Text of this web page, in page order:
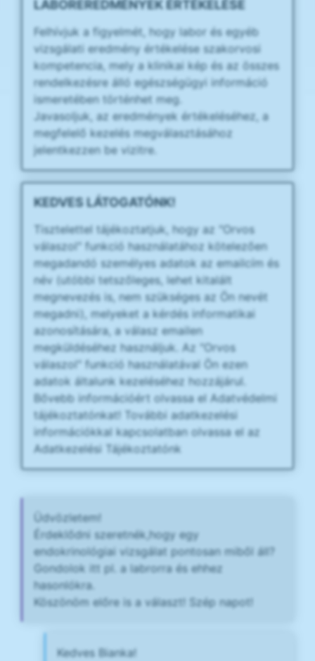
LABOREREDMÉNYEK ÉRTÉKELÉSE
Felhívjuk a figyelmét, hogy labor és egyéb
vizsgálati eredmény értékelése szakorvosi
kompetencia, mely a klinikai kép és az összes
rendelkezésre álló egészségügyi információ
ismeretében történhet meg.
Javasoljuk, az eredmények értékeléséhez, a
megfelelő kezelés megválasztásához
jelentkezzen be vizitre.
KEDVES LÁTOGATÓNK!
Tisztelettel tájékoztatjuk, hogy az "Orvos
válaszol" funkció használatához kötelezően
megadandó személyes adatok az emailcím és
név (utóbbi tetszőleges, lehet kitalált
megnevezés is, nem szükséges az Ön nevét
megadni), melyeket a kérdés informatikai
azonosítására, a válasz emailen
megküldéséhez használjuk. Az "Orvos
válaszol" funkció használatával Ön ezen
adatok általunk kezeléséhez hozzájárul.
Bővebb információért olvassa el Adatvédelmi
tájékoztatónkat! További adatkezelési
információkkal kapcsolatban olvassa el az
Adatkezelési Tájékoztatónk
Üdvözletem!
Érdeklődni szeretnék,hogy egy
endokrinológiai vizsgálat pontosan miből áll?
Gondolok itt pl. a labrorra és ehhez
hasonlókra.
Köszönöm előre is a választ! Szép napot!
Kedves Bianka!